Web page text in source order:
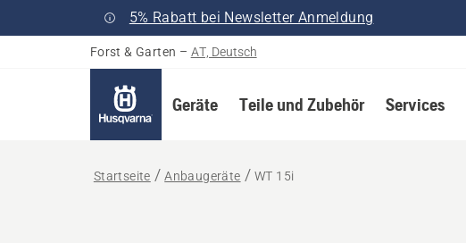
5% Rabatt bei Newsletter Anmeldung
Forst & Garten – AT, Deutsch
Geräte Teile und Zubehör Services
Startseite Anbaugeräte WT 15i